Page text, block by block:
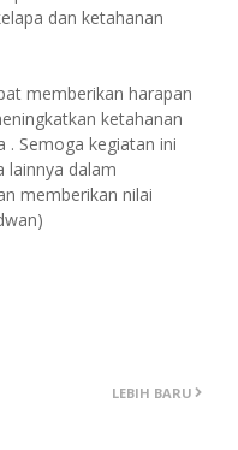
dan ketahanan
memberikan harapan
ketahanan
. Semoga kegiatan ini
lainnya dalam
memberikan nilai
LEBIH BARU